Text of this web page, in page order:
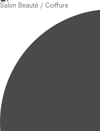
Salon Beauté / Coiffure